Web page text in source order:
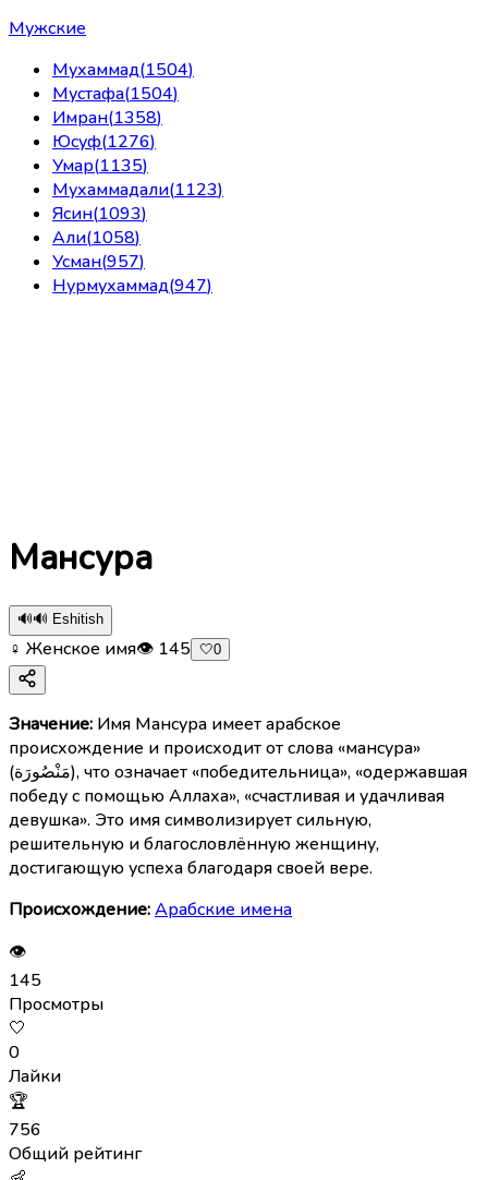
Мужские
Мухаммад(1504)
Мустафа(1504)
Имран(1358)
Юсуф(1276)
Умар(1135)
Мухаммадали(1123)
Ясин(1093)
Али(1058)
Усман(957)
Нурмухаммад(947)
Мансура
🔊🔊 Eshitish
♀ Женское имя👁 145 🤍0
Значение: Имя Мансура имеет арабское
происхождение и происходит от слова «мансура»
(مَنْصُورَة), что означает «победительница», «одержавшая
победу с помощью Аллаха», «счастливая и удачливая
девушка». Это имя символизирует сильную,
решительную и благословлённую женщину,
достигающую успеха благодаря своей вере.
Происхождение:Арабские имена
👁
145
Просмотры
🤍
0
Лайки
🏆
756
Общий рейтинг